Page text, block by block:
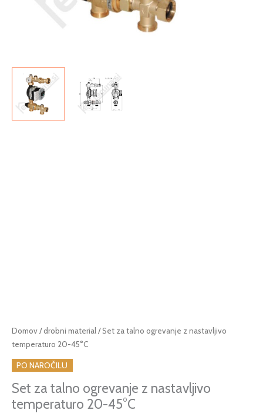
Domov/drobni material/ Set za talno ogrevanje z nastavljivo
temperaturo 20-45°C
PO NAROČILU
Set za talno ogrevanje z nastavljivo
temperaturo 20-45°C
Set
za
talno
ogrevanje
z
nastavljivo
temperaturo